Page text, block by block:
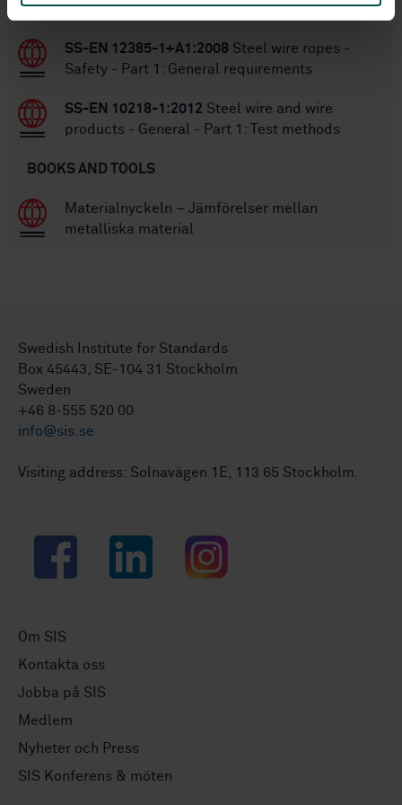
Part 3: Information for use and maintenance
SS-EN 12385-1+A1:2008 Steel wire ropes -
Safety - Part 1: General requirements
SS-EN 10218-1:2012 Steel wire and wire
products - General - Part 1: Test methods
BOOKS AND TOOLS
Materialnyckeln – Jämförelser mellan
metalliska material
Swedish Institute for Standards
Box 45443, SE-104 31 Stockholm
Sweden
+46 8-555 520 00
info@sis.se
Visiting address: Solnavägen 1E, 113 65 Stockholm.
Facebook LinkedIn Instagram
Om SIS
Kontakta oss
Jobba på SIS
Medlem
Nyheter och Press
SIS Konferens & möten